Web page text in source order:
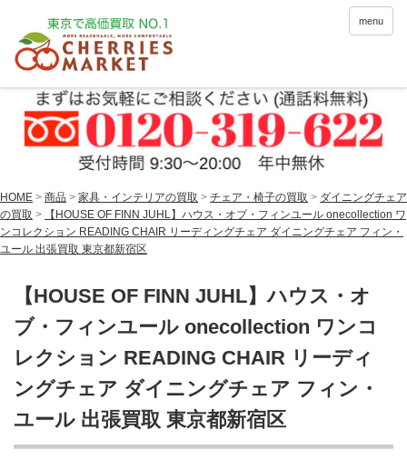
menu
HOME > 商品 > 家具・インテリアの買取 > チェア・椅子の買取 > ダイニングチェア
の買取 >
【HOUSE OF FINN JUHL】ハウス・オブ・フィンユール onecollection ワ
ンコレクション READING CHAIR リーディングチェア ダイニングチェア フィン・
ユール 出張買取 東京都新宿区
【HOUSE OF FINN JUHL】ハウス・オ
ブ・フィンユール onecollection ワンコ
レクション READING CHAIR リーディ
ングチェア ダイニングチェア フィン・
ユール 出張買取 東京都新宿区